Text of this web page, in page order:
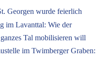
Georgen wurde feierlich
im Lavanttal: Wie der
Tal mobilisieren will
im Twimberger Graben: